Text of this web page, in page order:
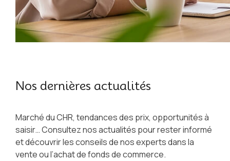
Nos dernières actualités
Marché du CHR, tendances des prix, opportunités à
saisir… Consultez nos actualités pour rester informé
et découvrir les conseils de nos experts dans la
vente ou l’achat de fonds de commerce.